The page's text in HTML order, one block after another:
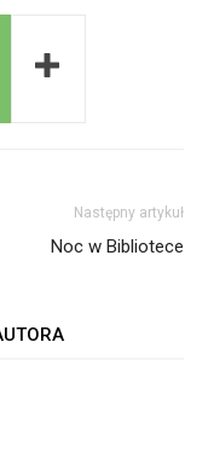
Następny artykuł
Noc w Bibliotece